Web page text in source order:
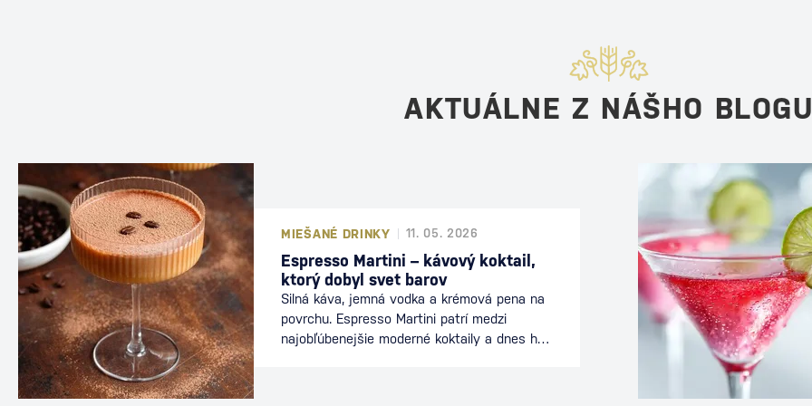
AKTUÁLNE Z NÁŠHO BLOGU
MIEŠANÉ DRINKY 11. 05. 2026
Espresso Martini – kávový koktail,
ktorý dobyl svet barov
Silná káva, jemná vodka a krémová pena na
povrchu. Espresso Martini patrí medzi
najobľúbenejšie moderné koktaily a dnes ho